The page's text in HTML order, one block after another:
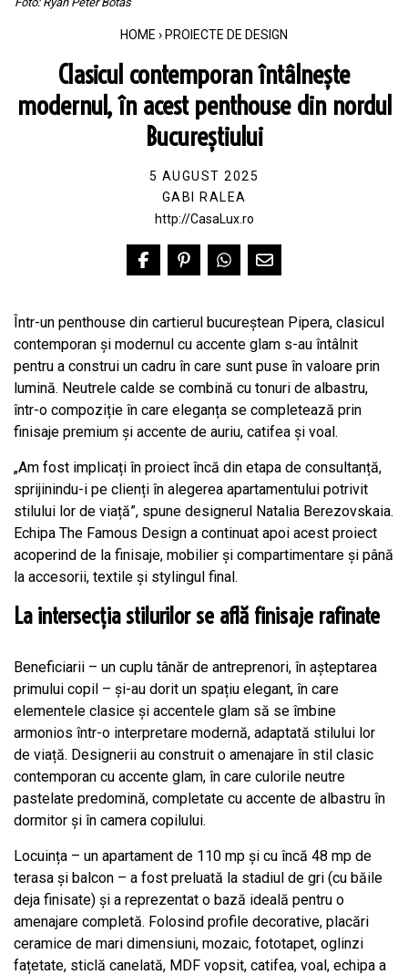
HOME › PROIECTE DE DESIGN
Clasicul contemporan întâlnește
modernul, în acest penthouse din nordul
Bucureștiului
5 AUGUST 2025
GABI RALEA
http://CasaLux.ro
Într-un penthouse din cartierul bucureștean Pipera, clasicul
contemporan și modernul cu accente glam s-au întâlnit
pentru a construi un cadru în care sunt puse în valoare prin
lumină. Neutrele calde se combină cu tonuri de albastru,
într-o compoziție în care eleganța se completează prin
finisaje premium și accente de auriu, catifea și voal.
„Am fost implicați în proiect încă din etapa de consultanță,
sprijinindu-i pe clienți în alegerea apartamentului potrivit
stilului lor de viață”, spune designerul Natalia Berezovskaia.
Echipa The Famous Design a continuat apoi acest proiect
acoperind de la finisaje, mobilier și compartimentare și până
la accesorii, textile și stylingul final.
La intersecția stilurilor se află finisaje rafinate
Beneficiarii – un cuplu tânăr de antreprenori, în așteptarea
primului copil – și-au dorit un spațiu elegant, în care
elementele clasice și accentele glam să se îmbine
armonios într-o interpretare modernă, adaptată stilului lor
de viață. Designerii au construit o amenajare în stil clasic
contemporan cu accente glam, în care culorile neutre
pastelate predomină, completate cu accente de albastru în
dormitor și în camera copilului.
Locuința – un apartament de 110 mp și cu încă 48 mp de
terasa și balcon – a fost preluată la stadiul de gri (cu băile
deja finisate) și a reprezentat o bază ideală pentru o
amenajare completă. Folosind profile decorative, placări
ceramice de mari dimensiuni, mozaic, fototapet, oglinzi
fațetate, sticlă canelată, MDF vopsit, catifea, voal, echipa a